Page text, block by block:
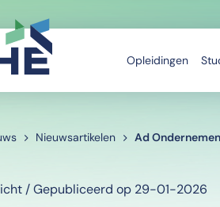
Opleidingen
Nieuwsartikelen Ad
/ Gepubliceerd op 29-01-2026